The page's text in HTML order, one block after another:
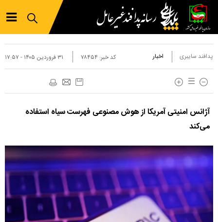
پدافند سایبری اخبار ۳۱ فروردين ۱۴۰۵ - ۱۷:۵۷ کد خبر:۷۸۴۵۴
آژانس امنیتی آمریکا از هوش مصنوعی فهرست سیاه استفاده
می‌کند